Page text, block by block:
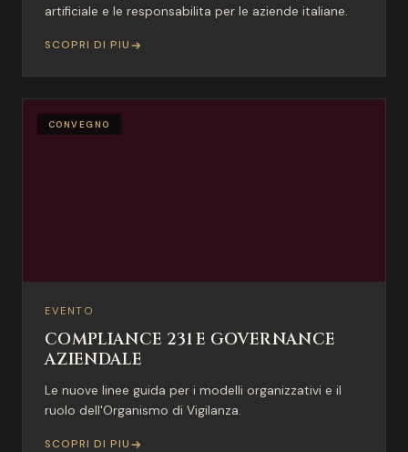
artificiale e le responsabilita per le aziende italiane.
SCOPRI DI PIU
CONVEGNO
EVENTO
COMPLIANCE 231 E GOVERNANCE
AZIENDALE
Le nuove linee guida per i modelli organizzativi e il
ruolo dell'Organismo di Vigilanza.
SCOPRI DI PIU